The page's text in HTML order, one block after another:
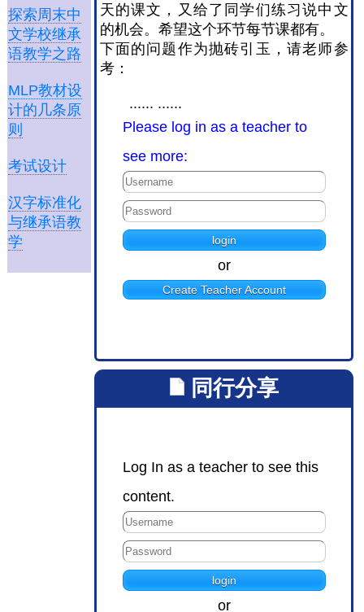
探索周末中
文学校继承
语教学之路
MLP教材设
计的几条原
则
考试设计
汉字标准化
与继承语教
学
天的课文，又给了同学们练习说中文
的机会。希望这个环节每节课都有。
下面的问题作为抛砖引玉，请老师参
考：
...... ......
Please log in as a teacher to
see more:
or
Create Teacher Account
同行分享
Log In as a teacher to see this
content.
or